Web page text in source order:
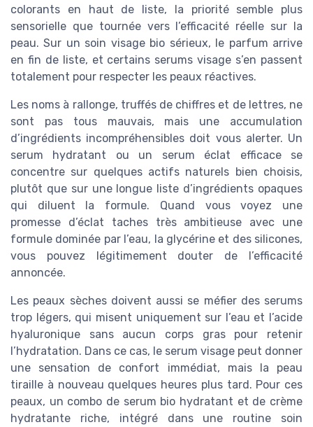
colorants en haut de liste, la priorité semble plus
sensorielle que tournée vers l’efficacité réelle sur la
peau. Sur un soin visage bio sérieux, le parfum arrive
en fin de liste, et certains serums visage s’en passent
totalement pour respecter les peaux réactives.
Les noms à rallonge, truffés de chiffres et de lettres, ne
sont pas tous mauvais, mais une accumulation
d’ingrédients incompréhensibles doit vous alerter. Un
serum hydratant ou un serum éclat efficace se
concentre sur quelques actifs naturels bien choisis,
plutôt que sur une longue liste d’ingrédients opaques
qui diluent la formule. Quand vous voyez une
promesse d’éclat taches très ambitieuse avec une
formule dominée par l’eau, la glycérine et des silicones,
vous pouvez légitimement douter de l’efficacité
annoncée.
Les peaux sèches doivent aussi se méfier des serums
trop légers, qui misent uniquement sur l’eau et l’acide
hyaluronique sans aucun corps gras pour retenir
l’hydratation. Dans ce cas, le serum visage peut donner
une sensation de confort immédiat, mais la peau
tiraille à nouveau quelques heures plus tard. Pour ces
peaux, un combo de serum bio hydratant et de crème
hydratante riche, intégré dans une routine soin